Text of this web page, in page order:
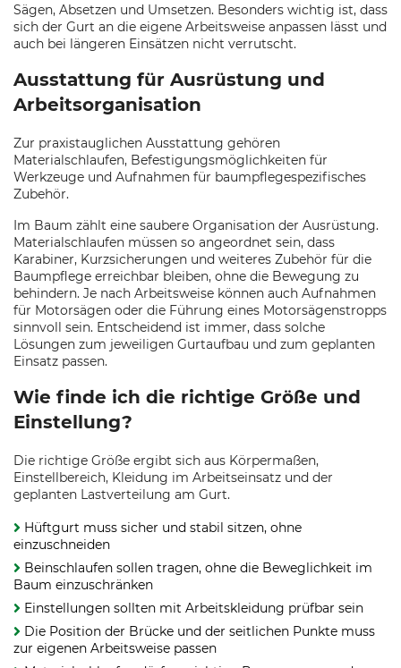
Sägen, Absetzen und Umsetzen. Besonders wichtig ist, dass
sich der Gurt an die eigene Arbeitsweise anpassen lässt und
auch bei längeren Einsätzen nicht verrutscht.
Ausstattung für Ausrüstung und
Arbeitsorganisation
Zur praxistauglichen Ausstattung gehören
Materialschlaufen, Befestigungsmöglichkeiten für
Werkzeuge und Aufnahmen für baumpflegespezifisches
Zubehör.
Im Baum zählt eine saubere Organisation der Ausrüstung.
Materialschlaufen müssen so angeordnet sein, dass
Karabiner, Kurzsicherungen und weiteres Zubehör für die
Baumpflege erreichbar bleiben, ohne die Bewegung zu
behindern. Je nach Arbeitsweise können auch Aufnahmen
für Motorsägen oder die Führung eines Motorsägenstropps
sinnvoll sein. Entscheidend ist immer, dass solche
Lösungen zum jeweiligen Gurtaufbau und zum geplanten
Einsatz passen.
Wie finde ich die richtige Größe und
Einstellung?
Die richtige Größe ergibt sich aus Körpermaßen,
Einstellbereich, Kleidung im Arbeitseinsatz und der
geplanten Lastverteilung am Gurt.
Hüftgurt muss sicher und stabil sitzen, ohne
einzuschneiden
Beinschlaufen sollen tragen, ohne die Beweglichkeit im
Baum einzuschränken
Einstellungen sollten mit Arbeitskleidung prüfbar sein
Die Position der Brücke und der seitlichen Punkte muss
zur eigenen Arbeitsweise passen